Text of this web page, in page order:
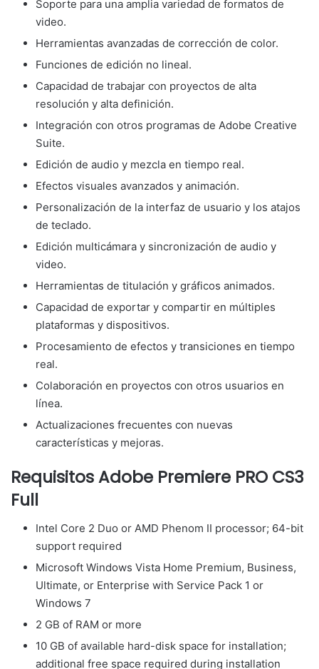
Soporte para una amplia variedad de formatos de
video.
Herramientas avanzadas de corrección de color.
Funciones de edición no lineal.
Capacidad de trabajar con proyectos de alta
resolución y alta definición.
Integración con otros programas de Adobe Creative
Suite.
Edición de audio y mezcla en tiempo real.
Efectos visuales avanzados y animación.
Personalización de la interfaz de usuario y los atajos
de teclado.
Edición multicámara y sincronización de audio y
video.
Herramientas de titulación y gráficos animados.
Capacidad de exportar y compartir en múltiples
plataformas y dispositivos.
Procesamiento de efectos y transiciones en tiempo
real.
Colaboración en proyectos con otros usuarios en
línea.
Actualizaciones frecuentes con nuevas
características y mejoras.
Requisitos Adobe Premiere PRO CS3
Full
Intel Core 2 Duo or AMD Phenom II processor; 64-bit
support required
Microsoft Windows Vista Home Premium, Business,
Ultimate, or Enterprise with Service Pack 1 or
Windows 7
2 GB of RAM or more
10 GB of available hard-disk space for installation;
additional free space required during installation